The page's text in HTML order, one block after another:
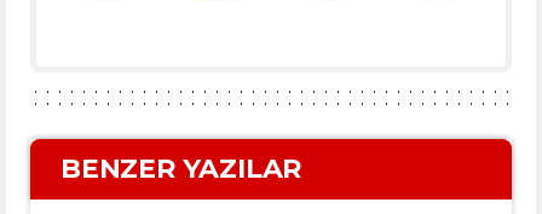
BENZER YAZILAR